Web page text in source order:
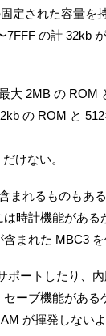
定された容量を
7FFF の計 32kb
大 2MB の ROM
の ROM と
けない。
まれるものもあ
時計機能がある
まれた MBC3 を
ポートしたり、
セーブ機能がある
が揮発しない